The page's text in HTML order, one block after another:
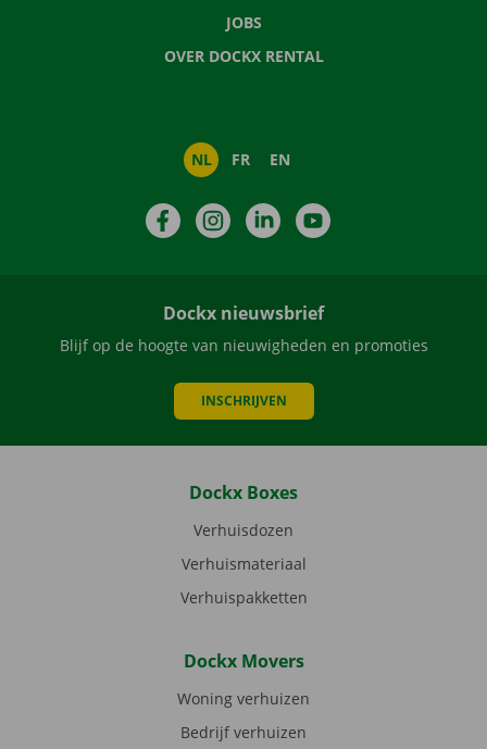
JOBS
OVER DOCKX RENTAL
NL FR EN
FacebookInstagramLinkedIn
Dockx nieuwsbrief
Blijf op de hoogte van nieuwigheden en promoties
INSCHRIJVEN
Dockx Boxes
Verhuisdozen
Verhuismateriaal
Verhuispakketten
Dockx Movers
Woning verhuizen
Bedrijf verhuizen